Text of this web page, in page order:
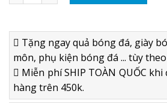
Tặng ngay quả bóng đá, giày
môn, phụ kiện bóng đá ... tùy
Miễn phí SHIP TOÀN QUỐC
hàng trên 450k.